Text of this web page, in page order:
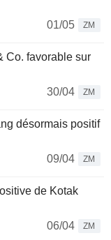
01/05
ZM
Co. favorable sur
30/04
ZM
désormais positif
09/04
ZM
de Kotak
06/04
ZM